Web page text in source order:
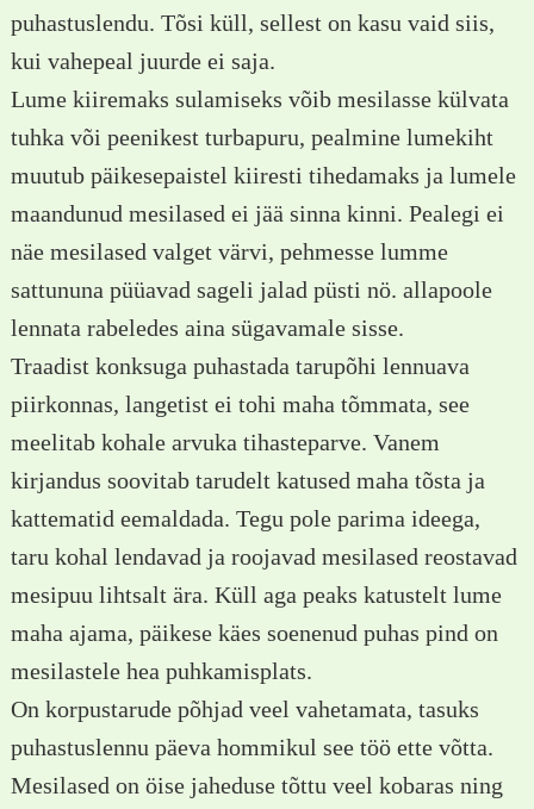
puhastuslendu. Tõsi küll, sellest on kasu vaid siis,
kui vahepeal juurde ei saja.
Lume kiiremaks sulamiseks võib mesilasse külvata
tuhka või peenikest turbapuru, pealmine lumekiht
muutub päikesepaistel kiiresti tihedamaks ja lumele
maandunud mesilased ei jää sinna kinni. Pealegi ei
näe mesilased valget värvi, pehmesse lumme
sattununa püüavad sageli jalad püsti nö. allapoole
lennata rabeledes aina sügavamale sisse.
Traadist konksuga puhastada tarupõhi lennuava
piirkonnas, langetist ei tohi maha tõmmata, see
meelitab kohale arvuka tihasteparve. Vanem
kirjandus soovitab tarudelt katused maha tõsta ja
kattematid eemaldada. Tegu pole parima ideega,
taru kohal lendavad ja roojavad mesilased reostavad
mesipuu lihtsalt ära. Küll aga peaks katustelt lume
maha ajama, päikese käes soenenud puhas pind on
mesilastele hea puhkamisplats.
On korpustarude põhjad veel vahetamata, tasuks
puhastuslennu päeva hommikul see töö ette võtta.
Mesilased on öise jaheduse tõttu veel kobaras ning